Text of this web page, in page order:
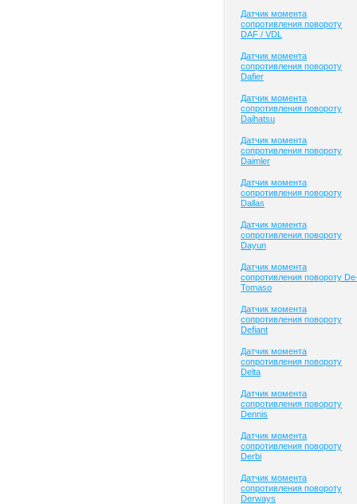
Датчик момента
сопротивления повороту
DAF / VDL
Датчик момента
сопротивления повороту
Dafier
Датчик момента
сопротивления повороту
Daihatsu
Датчик момента
сопротивления повороту
Daimler
Датчик момента
сопротивления повороту
Dallas
Датчик момента
сопротивления повороту
Dayun
Датчик момента
сопротивления повороту
Tomaso
Датчик момента
сопротивления повороту
Defiant
Датчик момента
сопротивления повороту
Delta
Датчик момента
сопротивления повороту
Dennis
Датчик момента
сопротивления повороту
Derbi
Датчик момента
сопротивления повороту
Derways